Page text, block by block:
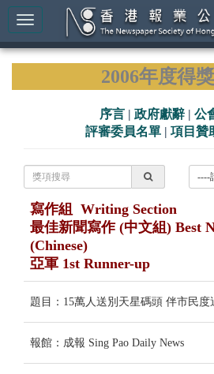
2006年度得
序言 | 政府獻辭 | 公
評審委員名單 | 項目贊
寫作組 Writing Section
最佳新聞寫作 (中文組) Best
(Chinese)
亞軍 1st Runner-up
題目：15萬人送別天星碼頭 伴市民
報館：成報 Sing Pao Daily News